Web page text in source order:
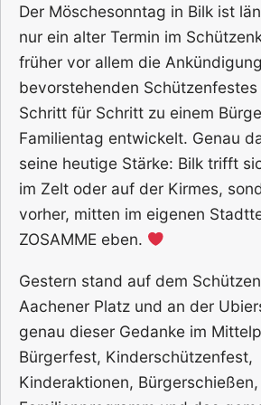
Der Möschesonntag in Bilk ist
nur ein alter Termin im
früher vor allem die
bevorstehenden
Schritt für Schritt zu einem
Familientag entwickelt. Genau
seine heutige Stärke: Bilk trifft
im Zelt oder auf der Kirmes,
vorher, mitten im eigenen
ZOSAMME eben.
Gestern stand auf dem
Aachener Platz und an der
genau dieser Gedanke im
Bürgerfest, Kinderschützenfest,
Kinderaktionen, Bürgerschießen,